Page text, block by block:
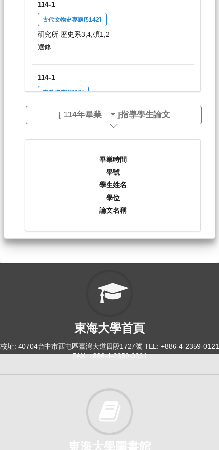
114-1
古代文物史專題[5142]
研究所-歷史系3,4,碩1,2
選修
114-1
古希臘史[0212]
日間學士班-歷史系1-4
日間學士班-歷史系1-4
114-1
人文：人文經典與典範─西方[3038]
必修
日間學士班-歷史系1
日間學士班-共必修1-4
[ 114年畢業 ]指導學生論文
畢業時間
學號
學生姓名
學位
論文名稱
東海大學首頁
校址: 40704台中市西屯區臺灣大道四段1727號 TEL: +886-4-2359-0121
FAX: +886-4-2359-0361
東海大學圖書館